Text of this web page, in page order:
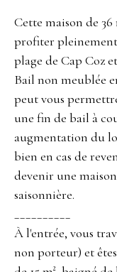
Cette maison de
profiter pleinement
plage de Cap Coz
Bail non meublée
peut vous
une fin de bail à
augmentation du
bien en cas de
devenir une
saisonnière.
À l'entrée, vous
non porteur) et